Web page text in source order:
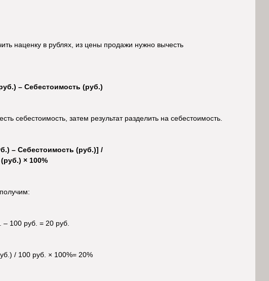
наценку в рублях, из цены продажи нужно вычесть
– Себестоимость (руб.)
себестоимость, затем результат разделить на себестоимость.
– Себестоимость (руб.)] /
× 100%
– 100 руб. = 20 руб.
/ 100 руб. × 100%= 20%